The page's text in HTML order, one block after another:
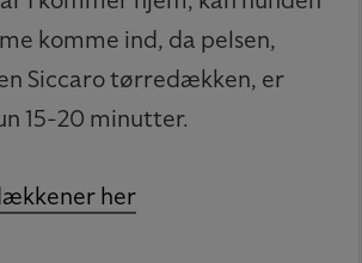
komme ind, da pelsen,
Siccaro tørredækken, er
15-20 minutter.
her